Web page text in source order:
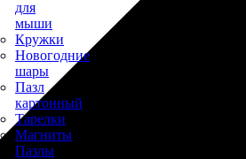
для
мыши
Кружки
Новогодние
шары
Пазл
картонный
Тарелки
Магниты
Пазлы